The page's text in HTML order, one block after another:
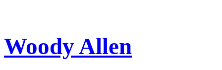
Woody Allen